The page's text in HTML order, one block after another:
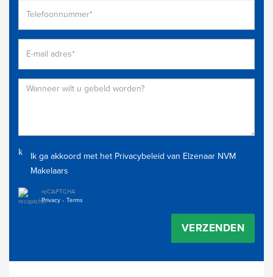
Ik ga akkoord met het Privacybeleid van Elzenaar NVM
Makelaars
reCAPTCHA
Privacy • Terms
VERZENDEN